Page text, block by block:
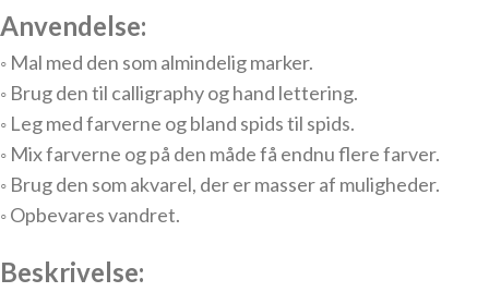
Anvendelse:
◦ Mal med den som almindelig marker.
◦ Brug den til calligraphy og hand lettering.
◦ Leg med farverne og bland spids til spids.
◦ Mix farverne og på den måde få endnu flere farver.
◦ Brug den som akvarel, der er masser af muligheder.
◦ Opbevares vandret.
Beskrivelse: